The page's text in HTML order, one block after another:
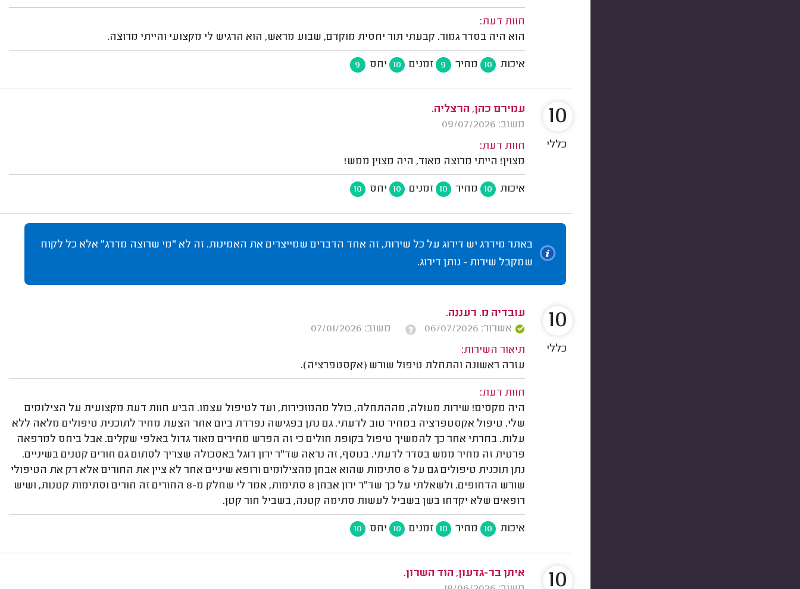
חוות דעת:
הוא היה בסדר גמור. קבעתי תור יחסית מוקדם, שבוע מראש, הוא הרגיש לי מקצועי והייתי מרוצה.
איכות 10 מחיר 9 זמנים 10 יחס 9
עמירם כהן, הרצליה.
משוב: 09/07/2026
חוות דעת:
מצוין! הייתי מרוצה מאוד, היה מצוין ממש!
איכות 10 מחיר 10 זמנים 10 יחס 10
10
כללי
באתר מידרג יש דירוג על כל שירות, זה אחד הדברים שמייצרים את האמינות. זה לא "מי שרוצה מדרג" אלא כל לקוח
שמקבל שירות - נותן דירוג.
עובדיה מ. רעננה.
אשרור: 06/07/2026
משוב: 07/01/2026
תיאור השירות:
עזרה ראשונה והתחלת טיפול שורש (אקסטפרציה).
חוות דעת:
היה מקסים! שירות מעולה, מההתחלה, כולל מהמזכירות, ועד לטיפול עצמו. הביע חוות דעת מקצועית על הצילומים
שלי. טיפול אקסטפרציה במחיר טוב לדעתי. גם נתן בפגישה נפרדת ביום אחר הצעת מחיר לתוכנית טיפולים מלאה ללא
עלות. בחרתי אחר כך להמשיך טיפול בקופת חולים כי זה הפרש מחירים מאוד גדול באלפי שקלים. אבל ביחס למרפאה
פרטית זה מחיר ממש בסדר לדעתי. בנוסף, זה נראה שד"ר ירון דוגל באסכולה שצריך לסתום גם חורים קטנים בשיניים.
נתן תוכנית טיפולים גם על 8 סתימות שהוא אבחן מהצילומים ורופא שיניים אחר לא ציין את החורים אלא רק את הטיפולי
שורש הדחופים. ולשאלתי על כך שד"ר ירון אבחן 8 סתימות, אמר לי שחלק מ-8 החורים זה חורים וסתימות קטנות, ושיש
רופאים שלא יקדחו בשן בשביל לעשות סתימה קטנה, בשביל חור קטן.
איכות 10 מחיר 10 זמנים 10 יחס 10
10
כללי
איתן בר-גדעון, הוד השרון.
10